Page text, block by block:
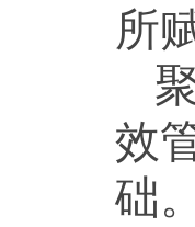
所
效
础